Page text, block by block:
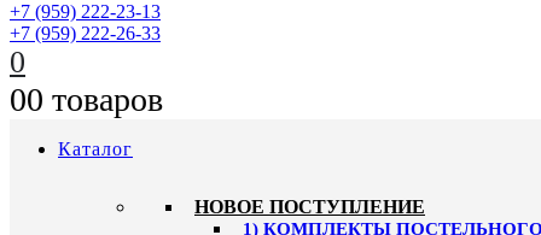
+7 (959) 222-23-13
+7 (959) 222-26-33
0
00 товаров
Каталог
HОВОЕ ПОСТУПЛЕНИЕ
1) КОМПЛЕКТЫ ПОСТЕЛЬНОГО